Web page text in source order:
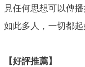
見任何思想可以傳
如此多人，一切都
【好評推薦】